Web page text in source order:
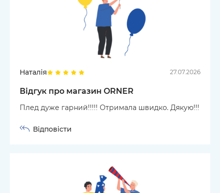
Наталія 27.07.2026
Відгук про магазин ORNER
Плед дуже гарний!!!!! Отримала швидко. Дякую!!!
Відповісти